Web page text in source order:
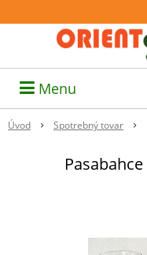
Menu
Úvod Spotrebný tovar